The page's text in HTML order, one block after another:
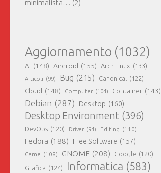
minimalista… (2)
Aggiornamento (1032)
AI (148) Android (155) Arch Linux (133)
Articoli (99) Bug (215) Canonical (122)
Cloud (148) Computer (104) Container (143)
Debian (287) Desktop (160)
Desktop Environment (396)
DevOps (120) Driver (94) Editing (110)
Fedora (188) Free Software (157)
Game (108) GNOME (208) Google (120)
Grafica (124) Informatica (583)